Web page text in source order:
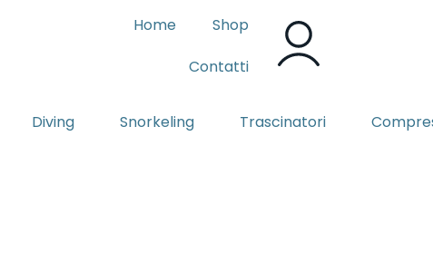
Home
Shop
Contatti
Diving Snorkeling Trascinatori